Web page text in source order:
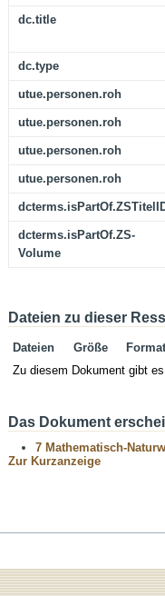
dc.title
dc.type
utue.personen.roh
utue.personen.roh
utue.personen.roh
utue.personen.roh
dcterms.isPartOf.ZS-
Volume
Dateien zu dieser
Dateien Größe
Format
Zu diesem Dokument gibt
Das Dokument
7 Mathematisch-
Zur Kurzanzeige